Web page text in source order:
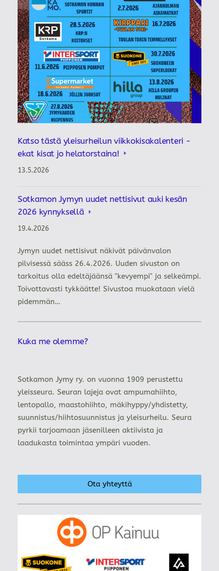
Katso tästä yleisurheilun viikkokisakalenteri -
ekat kisat jo helatorstaina!
13.5.2026
Sotkamon Jymyn uudet nettisivut auki kesän
2026 kynnyksellä
19.4.2026
Jymyn uudet nettisivut näkivät päivänvalon
pilvisessä sääss 26.4.2026. Uuden sivuston on
tarkoitus olla edeltäjäänsä "kevyempi" ja selkeämpi.
Toivottavasti tykkäätte! Sivustoa muokataan vielä
pidemmän…
Kuka me olemme?
Sotkamon Jymy ry. on vuonna 1909 perustettu
yleisseura. Seuran lajeja ovat ampumahiihto,
lentopallo, maastohiihto, mäkihyppy/yhdistetty,
suunnistus/hiihtosuunnistus ja yleisurheilu. Seura
pyrkii tarjoamaan jäsenilleen aktiivista ja
laadukasta toimintaa ympäri vuoden.
Ota yhteyttä